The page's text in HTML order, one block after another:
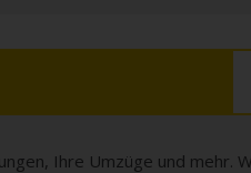
Ihre Umzüge und mehr.